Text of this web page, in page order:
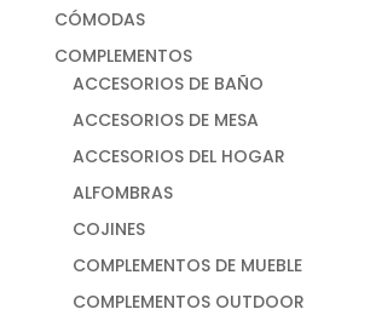
CÓMODAS
COMPLEMENTOS
ACCESORIOS DE BAÑO
ACCESORIOS DE MESA
ACCESORIOS DEL HOGAR
ALFOMBRAS
COJINES
COMPLEMENTOS DE MUEBLE
COMPLEMENTOS OUTDOOR